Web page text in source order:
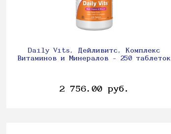
Daily Vits, Дейливитс, Комплекс
Витаминов и Минералов - 250 таблеток
2 756.00 руб.